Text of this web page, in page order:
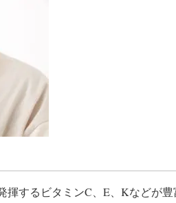
揮するビタミンC、E、Kなどが